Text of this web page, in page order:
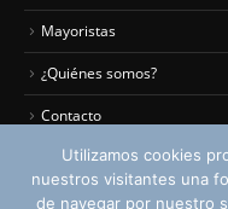
Mayoristas
¿Quiénes somos?
Contacto
Utilizamos cookies
nuestros visitantes una
de navegar por nuestro